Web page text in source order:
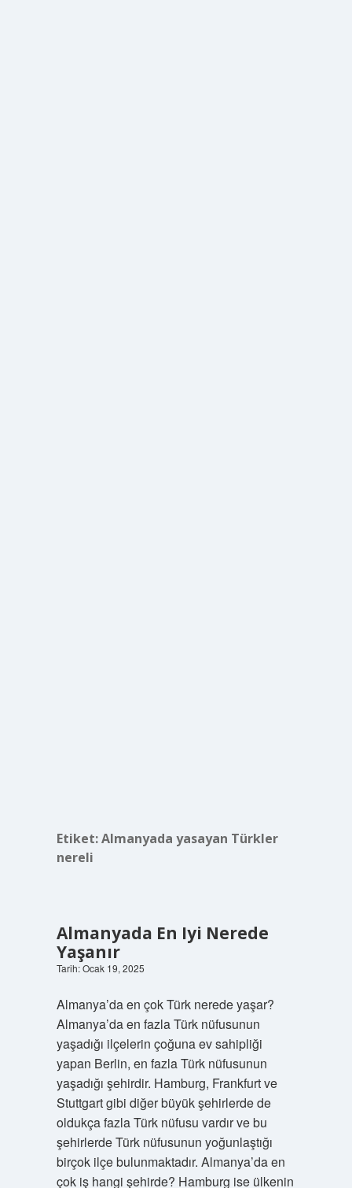
Etiket:Almanyada yasayan Türkler
nereli
Almanyada En Iyi Nerede
Yaşanır
Tarih: Ocak 19, 2025
Almanya’da en çok Türk nerede yaşar?
Almanya’da en fazla Türk nüfusunun
yaşadığı ilçelerin çoğuna ev sahipliği
yapan Berlin, en fazla Türk nüfusunun
yaşadığı şehirdir. Hamburg, Frankfurt ve
Stuttgart gibi diğer büyük şehirlerde de
oldukça fazla Türk nüfusu vardır ve bu
şehirlerde Türk nüfusunun yoğunlaştığı
birçok ilçe bulunmaktadır. Almanya’da en
çok iş hangi şehirde? Hamburg ise ülkenin